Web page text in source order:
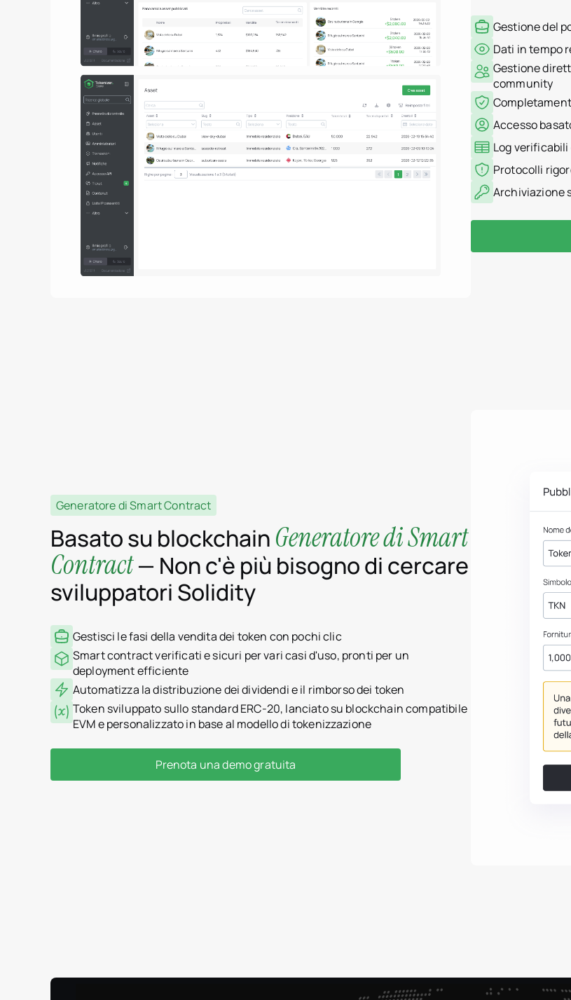
Gestione del
Dati in tempo
Gestione
community
Accesso
Log
Protocolli
Archiviazione
Generatore di Smart Contract
Basato su blockchain Generatore di Smart
Contract— Non c'è più bisogno di cercare
sviluppatori Solidity
Gestisci le fasi della vendita dei token con pochi clic
Smart contract verificati e sicuri per vari casi d'uso, pronti per un
deployment efficiente
Automatizza la distribuzione dei dividendi e il rimborso dei token
Token sviluppato sullo standard ERC-20, lanciato su blockchain compatibile
EVM e personalizzato in base al modello di tokenizzazione
Prenota una demo gratuita